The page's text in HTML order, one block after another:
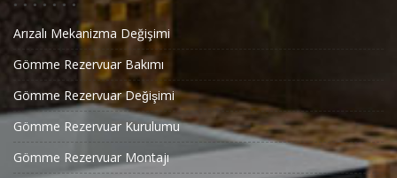
Arızalı Mekanizma Değişimi
Gömme Rezervuar Bakımı
Gömme Rezervuar Değişimi
Gömme Rezervuar Kurulumu
Gömme Rezervuar Montajı